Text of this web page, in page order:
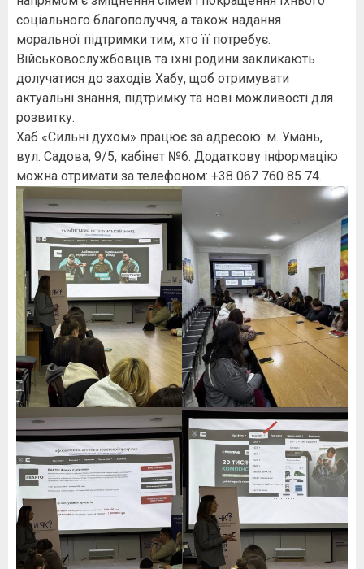
соціального благополуччя, а також надання
моральної підтримки тим, хто її потребує.
Військовослужбовців та їхні родини закликають
долучатися до заходів Хабу, щоб отримувати
актуальні знання, підтримку та нові можливості для
розвитку.
Хаб «Сильні духом» працює за адресою: м. Умань,
вул. Садова, 9/5, кабінет №6. Додаткову інформацію
можна отримати за телефоном: +38 067 760 85 74.